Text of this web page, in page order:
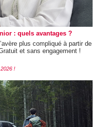
: quels avantages ?
plus compliqué à partir de
et sans engagement !
!